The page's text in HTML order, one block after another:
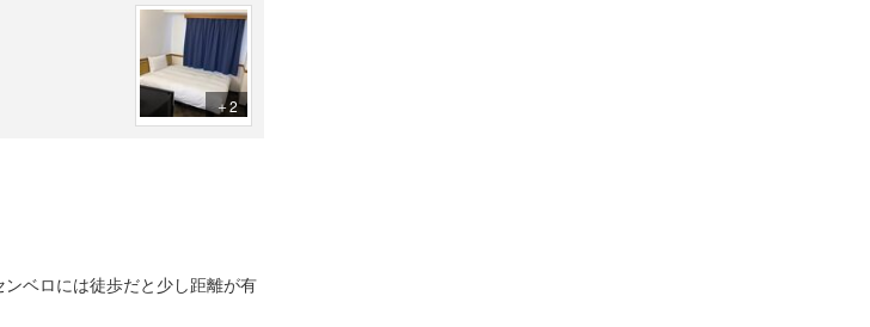
＋2
ベロには徒歩だと少し距離が有